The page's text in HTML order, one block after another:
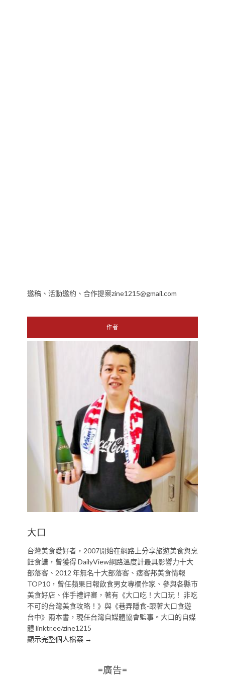
邀稿、活動邀約、合作提案zine1215@gmail.com
作者
大口
台灣美食愛好者，2007開始在網路上分享旅遊美食與烹
飪食譜，曾獲得 DailyView網路溫度計最具影響力十大
部落客、2012 年無名十大部落客、痞客邦美食情報
TOP10，曾任蘋果日報飲食男女專欄作家、參與各縣市
美食好店、伴手禮評審，著有《大口吃！大口玩！ 非吃
不可的台灣美食攻略！》與《巷弄隱食-跟著大口食遊
台中》兩本書，現任台灣自媒體協會監事。大口的自媒
體 linktr.ee/zine1215
顯示完整個人檔案 →
=廣告=